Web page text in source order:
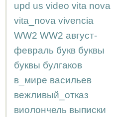
upd us video vita nova
vita_nova vivencia
WW2 WW2 август-
февраль букв буквы
буквы булгаков
в_мире васильев
вежливый_отказ
виолончель выписки